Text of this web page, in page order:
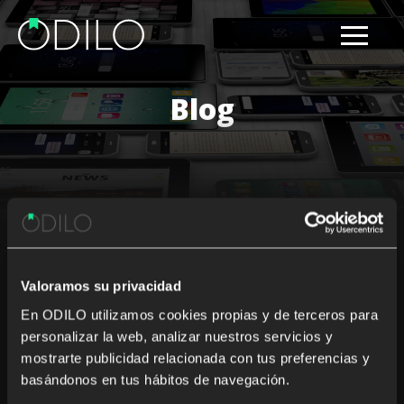
Valoramos su privacidad
En ODILO utilizamos cookies propias y de terceros para
personalizar la web, analizar nuestros servicios y
mostrarte publicidad relacionada con tus preferencias y
basándonos en tus hábitos de navegación.
Blog
Nothing Found
It seems we can’t find what you’re looking for. Perhaps
searching can help.